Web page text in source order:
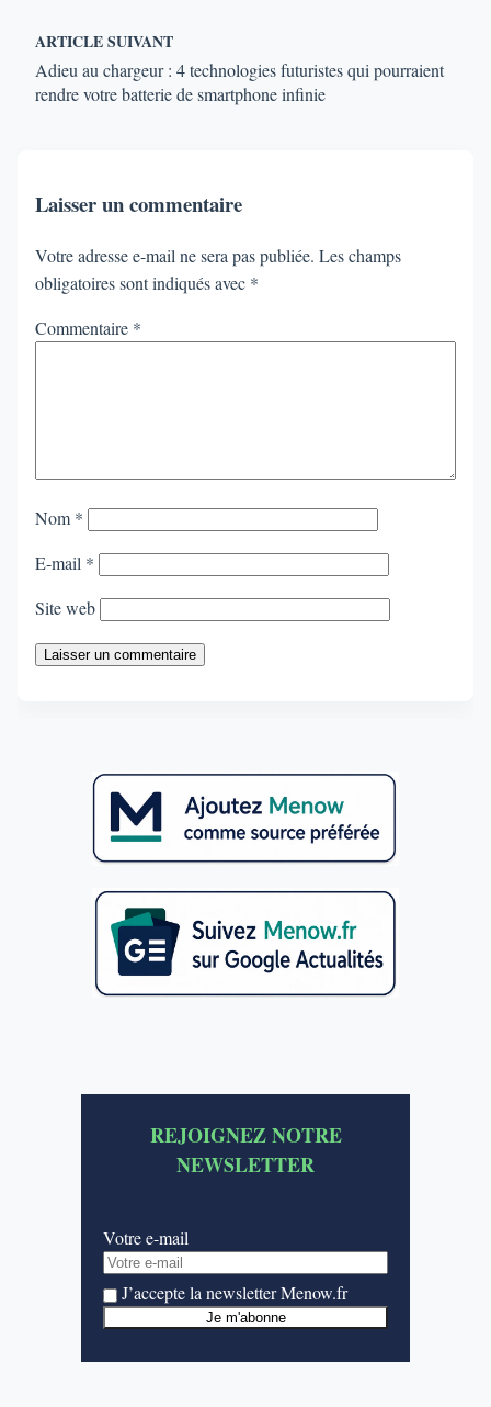
ARTICLE SUIVANT
Adieu au chargeur : 4 technologies futuristes qui pourraient
rendre votre batterie de smartphone infinie
Laisser un commentaire
Votre adresse e-mail ne sera pas publiée. Les champs
obligatoires sont indiqués avec *
Commentaire *
Nom *
E-mail *
Site web
Laisser un commentaire
REJOIGNEZ NOTRE
NEWSLETTER
Votre e-mail
J’accepte la newsletter Menow.fr